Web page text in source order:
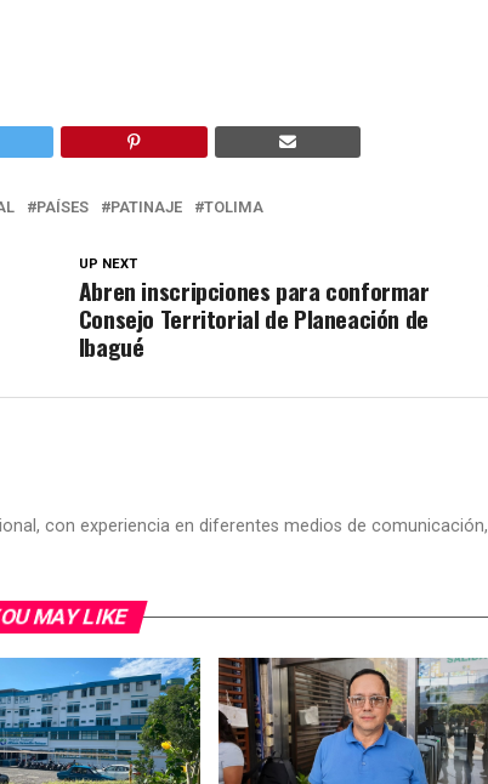
PAÍSES PATINAJE TOLIMA
UP NEXT
Abren inscripciones para conformar
Consejo Territorial de Planeación de
Ibagué
con experiencia en diferentes medios de comunicación,
MAY LIKE